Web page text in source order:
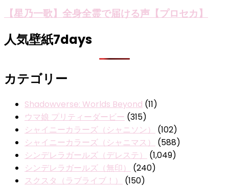
【星乃一歌】全身全霊で届ける声【プロセカ】
人気壁紙7days
カテゴリー
Shadowverse: Worlds Beyond (11)
ウマ娘 プリティーダービー (315)
シャイニーカラーズ（シャニソン）
(102)
シャイニーカラーズ（シャニマス）
(588)
シンデレラガールズ（デレステ）
(1,049)
シンデレラガールズ（無印）
(240)
スクスタ（ラブライブ！）
(150)